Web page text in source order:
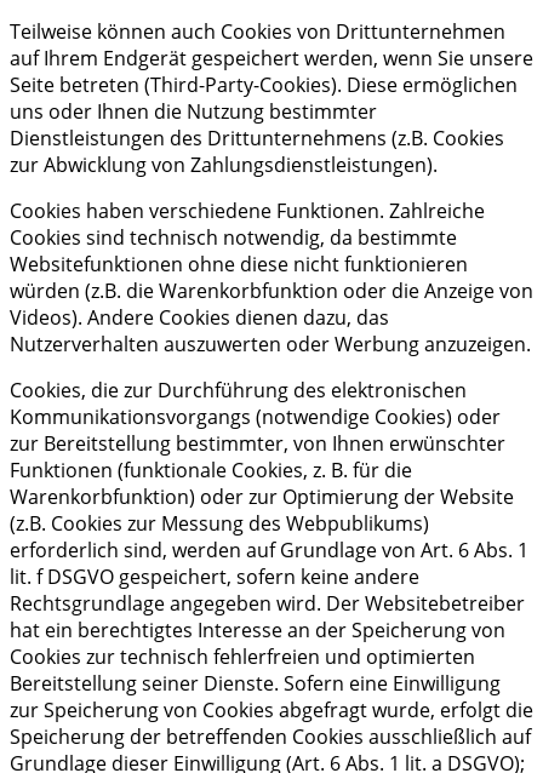
Teilweise können auch Cookies von Drittunternehmen
auf Ihrem Endgerät gespeichert werden, wenn Sie unsere
Seite betreten (Third-Party-Cookies). Diese ermöglichen
uns oder Ihnen die Nutzung bestimmter
Dienstleistungen des Drittunternehmens (z.B. Cookies
zur Abwicklung von Zahlungsdienstleistungen).
Cookies haben verschiedene Funktionen. Zahlreiche
Cookies sind technisch notwendig, da bestimmte
Websitefunktionen ohne diese nicht funktionieren
würden (z.B. die Warenkorbfunktion oder die Anzeige von
Videos). Andere Cookies dienen dazu, das
Nutzerverhalten auszuwerten oder Werbung anzuzeigen.
Cookies, die zur Durchführung des elektronischen
Kommunikationsvorgangs (notwendige Cookies) oder
zur Bereitstellung bestimmter, von Ihnen erwünschter
Funktionen (funktionale Cookies, z. B. für die
Warenkorbfunktion) oder zur Optimierung der Website
(z.B. Cookies zur Messung des Webpublikums)
erforderlich sind, werden auf Grundlage von Art. 6 Abs. 1
lit. f DSGVO gespeichert, sofern keine andere
Rechtsgrundlage angegeben wird. Der Websitebetreiber
hat ein berechtigtes Interesse an der Speicherung von
Cookies zur technisch fehlerfreien und optimierten
Bereitstellung seiner Dienste. Sofern eine Einwilligung
zur Speicherung von Cookies abgefragt wurde, erfolgt die
Speicherung der betreffenden Cookies ausschließlich auf
Grundlage dieser Einwilligung (Art. 6 Abs. 1 lit. a DSGVO);